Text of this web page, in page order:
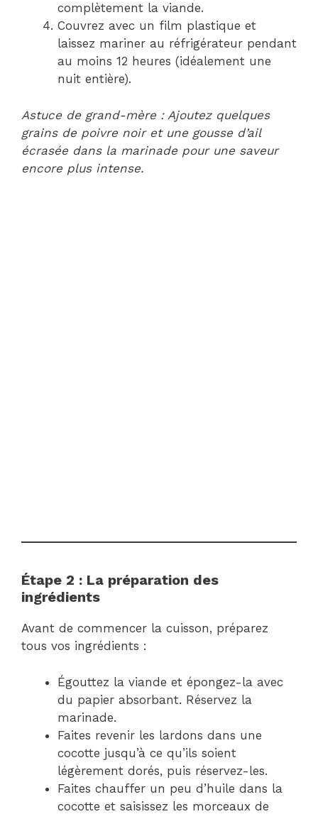
complètement la viande.
Couvrez avec un film plastique et
laissez mariner au réfrigérateur pendant
au moins 12 heures (idéalement une
nuit entière).
Astuce de grand-mère : Ajoutez quelques
grains de poivre noir et une gousse d’ail
écrasée dans la marinade pour une saveur
encore plus intense.
Étape 2 : La préparation des
ingrédients
Avant de commencer la cuisson, préparez
tous vos ingrédients :
Égouttez la viande et épongez-la avec
du papier absorbant. Réservez la
marinade.
Faites revenir les lardons dans une
cocotte jusqu’à ce qu’ils soient
légèrement dorés, puis réservez-les.
Faites chauffer un peu d’huile dans la
cocotte et saisissez les morceaux de